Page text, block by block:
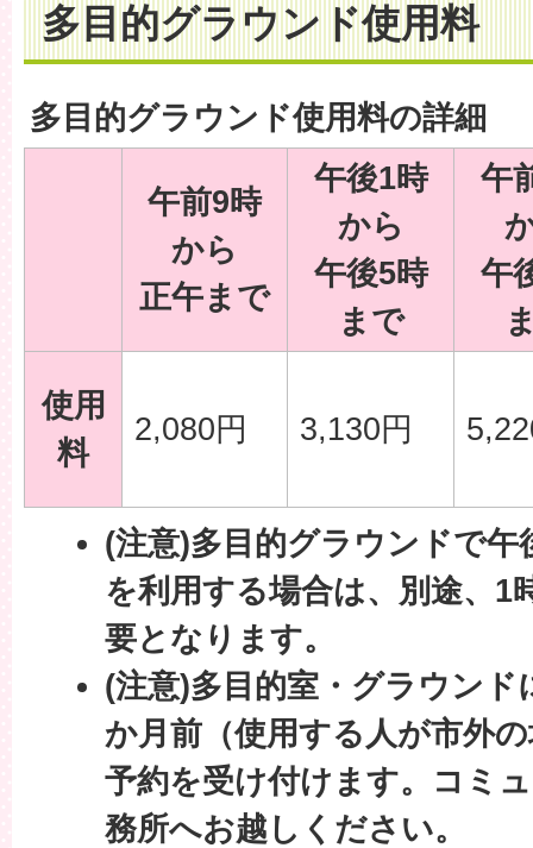
多目的グラウンド使用料
多目的グラウンド使用料の詳細
午前9時
から
正午まで
午後1時
から
午後5時
まで
午
午
使用
料
2,080円 3,130円
(注意)多目的グラウンドで午
を利用する場合は、別途、1
要となります。
(注意)多目的室・グラウン
か月前（使用する人が市外
予約を受け付けます。コミ
務所へお越しください。